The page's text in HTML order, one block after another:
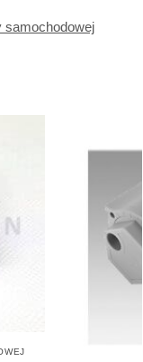
samochodowej